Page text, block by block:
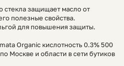
стекла защищает масло от
полезные свойства.
для повышения защиты.
Organic кислотность 0.3% 500
Москве и области в сети бутиков